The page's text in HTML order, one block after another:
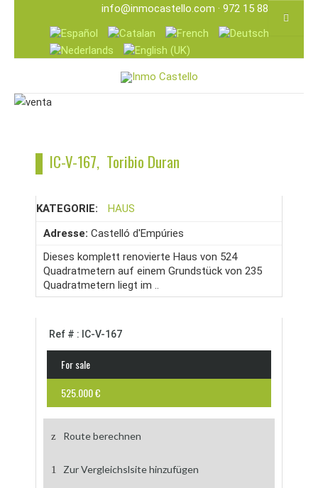
info@inmocastello.com · 972 15 88 25
IC-V-167, Toribio Duran
KATEGORIE:
HAUS
Adresse: Castelló d'Empúries
Dieses komplett renovierte Haus von 524
Quadratmetern auf einem Grundstück von 235
Quadratmetern liegt im ..
Ref # : IC-V-167
For sale
525.000 €
Route berechnen
Zur Vergleichslsite hinzufügen